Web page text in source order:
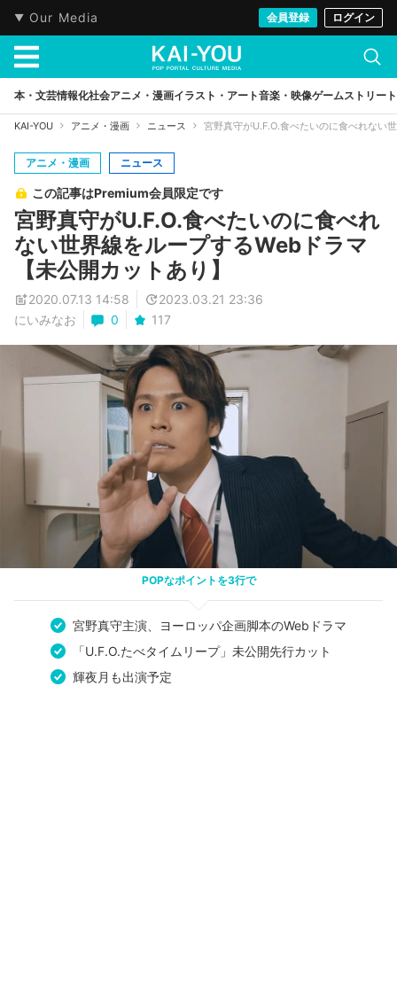
Our Media 会員登録 ログイン
本・文芸情報化社会アニメ・漫画イラスト・アート音楽・映像ゲームストリート
KAI-YOU アニメ・漫画 ニュース 宮野真守がU.F.O.食べたいのに食べれない
アニメ・漫画 ニュース
この記事はPremium会員限定です
宮野真守がU.F.O.食べたいのに食べれ
ない世界線をループするWebドラマ
【未公開カットあり】
2020.07.13 14:58
2023.03.21 23:36
にいみなお
0 117
POPなポイントを3行で
宮野真守主演、ヨーロッパ企画脚本のWebドラマ
「U.F.O.たべタイムリープ」未公開先行カット
輝夜月も出演予定